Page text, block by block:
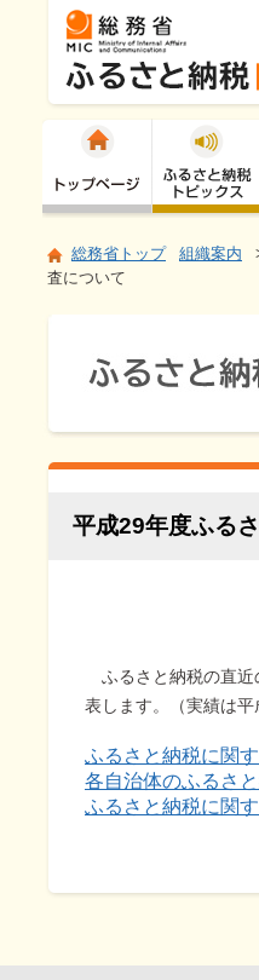
総務省トップ 組織案内
査について
平成29年度ふる
ふるさと納税の直近
表します。（実績は平
ふるさと納税に関
各自治体のふるさ
ふるさと納税に関